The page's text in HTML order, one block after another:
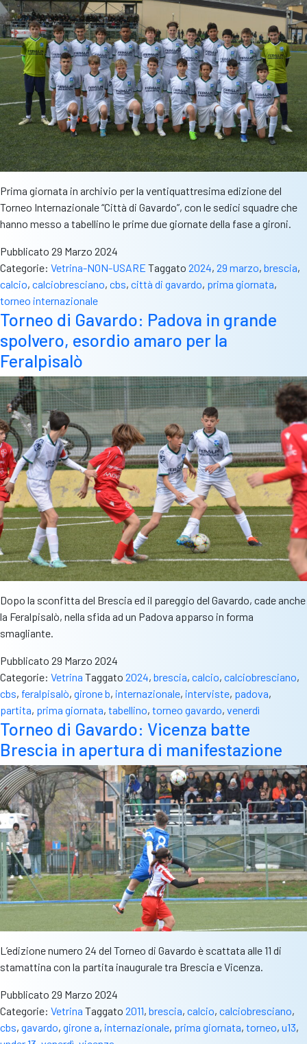
al
filo
di
lana,
tris
di
Grasso
e
Casella
Prima giornata in archivio per la ventiquattresima edizione del
Torneo Internazionale “Città di Gavardo”, con le sedici squadre che
hanno messo a tabellino le prime due giornate della fase a gironi.
Pubblicato 29 Marzo 2024
Categorie: Vetrina-NON-USARE Taggato 2024, 29 marzo, brescia,
calcio, calciobresciano, cbs, città di gavardo, prima giornata,
torneo internazionale
Torneo di Gavardo: Padova in grande
spolvero, esordio amaro per la
Feralpisalò
Dopo la sconfitta del Brescia ed il pareggio del Gavardo, cade anche
la Feralpisalò, nella sfida ad un Padova apparso in forma
smagliante.
Pubblicato 29 Marzo 2024
Categorie: Vetrina Taggato 2024, brescia, calcio, calciobresciano,
cbs, feralpisalò, girone b, internazionale, interviste, padova,
partita, prima giornata, tabellino, torneo gavardo, venerdì
Torneo di Gavardo: Vicenza batte
Brescia in apertura di manifestazione
L’edizione numero 24 del Torneo di Gavardo è scattata alle 11 di
stamattina con la partita inaugurale tra Brescia e Vicenza.
Pubblicato 29 Marzo 2024
Categorie: Vetrina Taggato 2011, brescia, calcio, calciobresciano,
cbs, gavardo, girone a, internazionale, prima giornata, torneo, u13,